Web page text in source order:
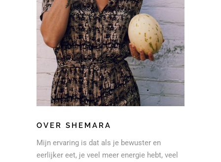
OVER SHEMARA
Mijn ervaring is dat als je bewuster en
eerlijker eet, je veel meer energie hebt, veel